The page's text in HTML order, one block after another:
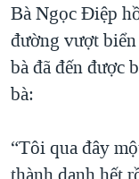
Bà Ngọc Điệp
đường vượt
bà đã đến được
bà:
“Tôi qua đây